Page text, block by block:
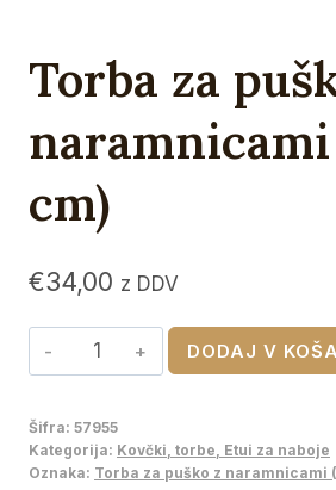
Torba za
naramnicami
cm)
€34,00 z DDV
Torba
za
z
naramnicami
DODAJ V
Šifra: 57955
Kategorija: Kovčki, torbe, Etui za naboje
Oznaka: Torba za puško z naramnicami